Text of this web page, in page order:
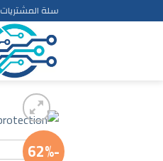
to
سلة المشتريات
-62%